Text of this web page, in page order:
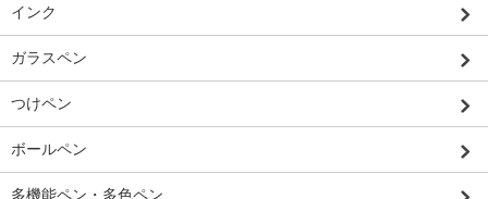
インク
ガラスペン
つけペン
ボールペン
多機能ペン・多色ペン